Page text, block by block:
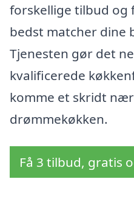
forskellige tilbud og
bedst matcher dine
Tjenesten gør det
kvalificerede
komme et skridt
drømmekøkken.
Få 3 tilbud, gratis